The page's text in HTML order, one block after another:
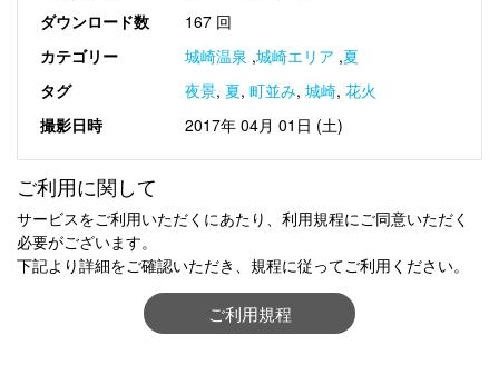
ダウンロード数
167 回
カテゴリー
城崎温泉 ,城崎エリア ,夏
タグ
夜景, 夏, 町並み, 城崎, 花火
撮影日時
2017年 04月 01日 (土)
ご利用に関して
サービスをご利用いただくにあたり、利用規程にご同意いただく
必要がございます。
下記より詳細をご確認いただき、規程に従ってご利用ください。
ご利用規程